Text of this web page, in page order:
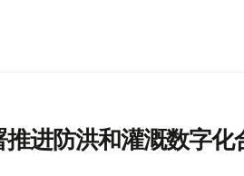
进防洪和灌溉数字化